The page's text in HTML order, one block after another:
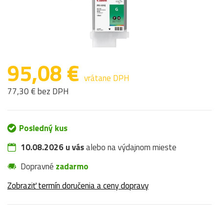
95,08 € vrátane DPH
77,30 € bez DPH
Posledný kus
10.08.2026 u vásalebo na výdajnom mieste
Dopravné zadarmo
Zobraziť termín doručenia a ceny dopravy